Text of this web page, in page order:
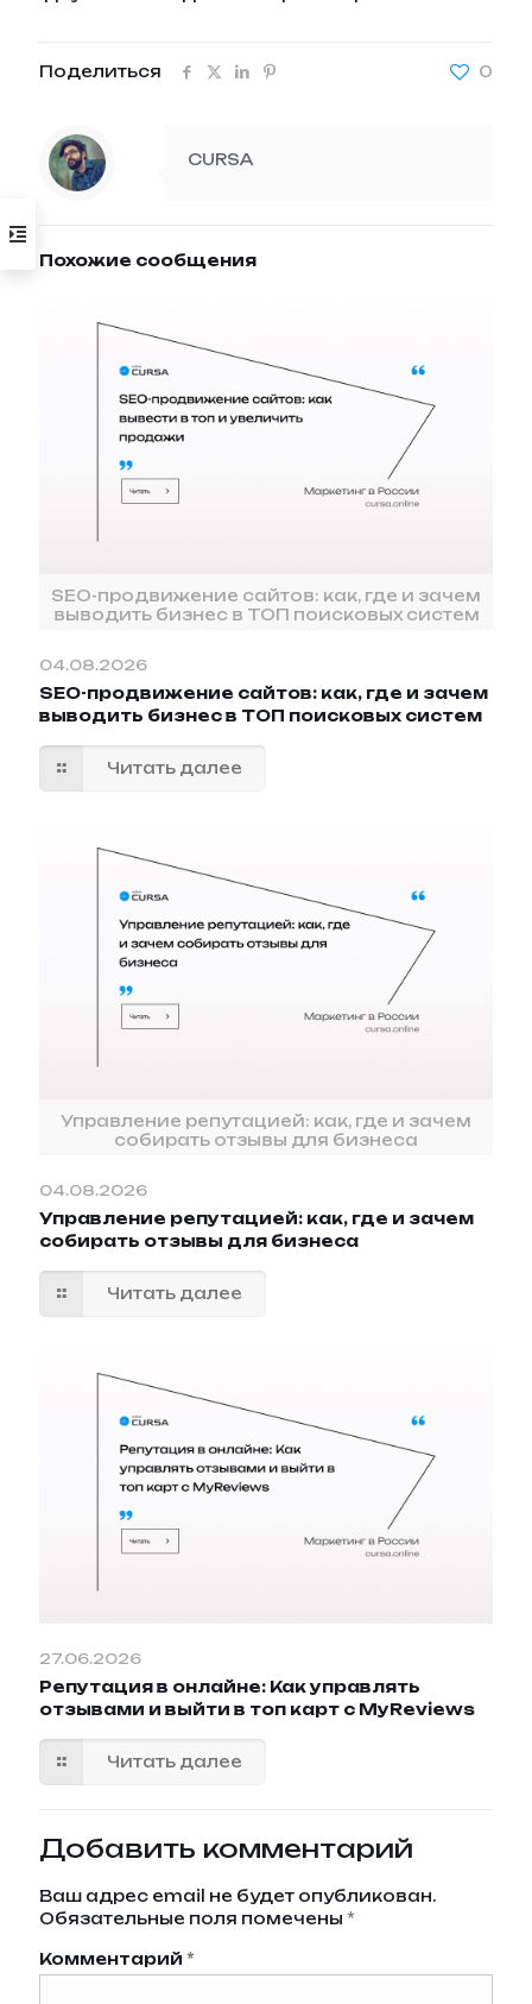
Поделиться 0
CURSA
Похожие сообщения
SEO-продвижение сайтов: как, где и зачем
выводить бизнес в ТОП поисковых систем
04.08.2026
SEO-продвижение сайтов: как, где и зачем
выводить бизнес в ТОП поисковых систем
Читать далее
Управление репутацией: как, где и зачем
собирать отзывы для бизнеса
04.08.2026
Управление репутацией: как, где и зачем
собирать отзывы для бизнеса
Читать далее
27.06.2026
Репутация в онлайне: Как управлять
отзывами и выйти в топ карт с MyReviews
Читать далее
Добавить комментарий
Ваш адрес email не будет опубликован.
Обязательные поля помечены *
Комментарий *